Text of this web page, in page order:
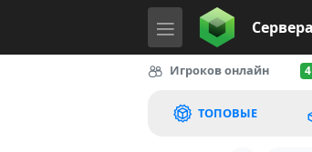
Сервера
Игроков онлайн
ТОПОВЫЕ